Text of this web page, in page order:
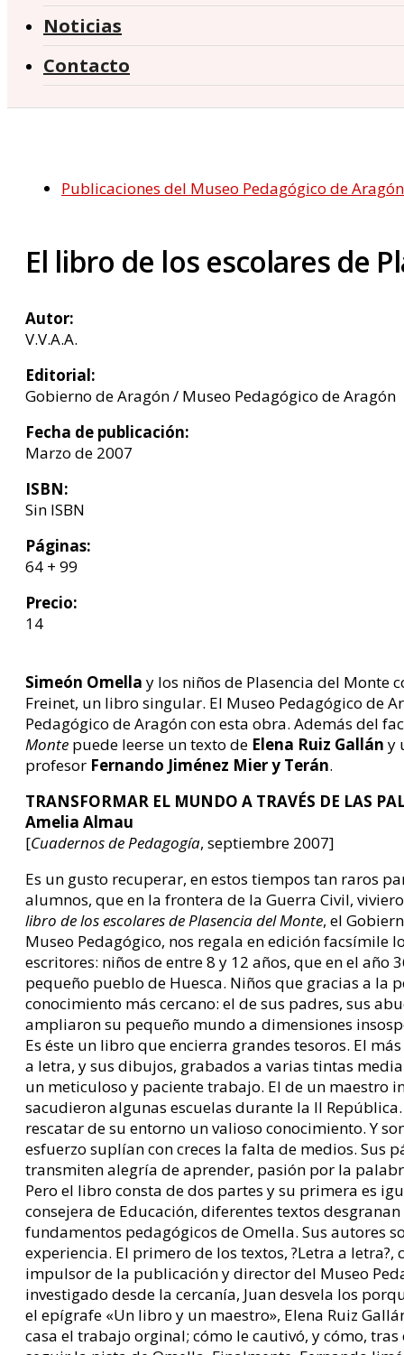
Noticias
Contacto
Publicaciones del Museo Pedagógico de Aragón
El libro de los escolares de
Autor:
V.V.A.A.
Editorial:
Gobierno de Aragón / Museo Pedagógico de Aragón
Fecha de publicación:
Marzo de 2007
ISBN:
Sin ISBN
Páginas:
64 + 99
Precio:
14
Simeón Omella y los niños de Plasencia del Monte
Freinet, un libro singular. El Museo Pedagógico de
Pedagógico de Aragón con esta obra. Además del
Monte puede leerse un texto de Elena Ruiz Gallán y
profesor Fernando Jiménez Mier y Terán.
TRANSFORMAR EL MUNDO A TRAVÉS DE LAS
Amelia Almau
[Cuadernos de Pedagogía, septiembre 2007]
Es un gusto recuperar, en estos tiempos tan raros
alumnos, que en la frontera de la Guerra Civil,
libro de los escolares de Plasencia del Monte, el
Museo Pedagógico, nos regala en edición
escritores: niños de entre 8 y 12 años, que en el
pequeño pueblo de Huesca. Niños que gracias a la
conocimiento más cercano: el de sus padres, sus
ampliaron su pequeño mundo a dimensiones
Es éste un libro que encierra grandes tesoros. El
a letra, y sus dibujos, grabados a varias tintas
un meticuloso y paciente trabajo. El de un maestro
sacudieron algunas escuelas durante la II
rescatar de su entorno un valioso conocimiento. Y
esfuerzo suplían con creces la falta de medios. Sus
transmiten alegría de aprender, pasión por la
Pero el libro consta de dos partes y su primera es
consejera de Educación, diferentes textos
fundamentos pedagógicos de Omella. Sus autores
experiencia. El primero de los textos, ?Letra a
impulsor de la publicación y director del Museo
investigado desde la cercanía, Juan desvela los
el epígrafe «Un libro y un maestro», Elena Ruiz
casa el trabajo orginal; cómo le cautivó, y cómo,